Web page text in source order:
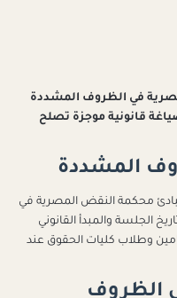
في الظروف المشددة
قانونية موجزة تصلح
المشددة
محكمة النقض المصرية في
الجلسة والمبدأ القانوني
وطلاب كليات الحقوق عند
الظروف